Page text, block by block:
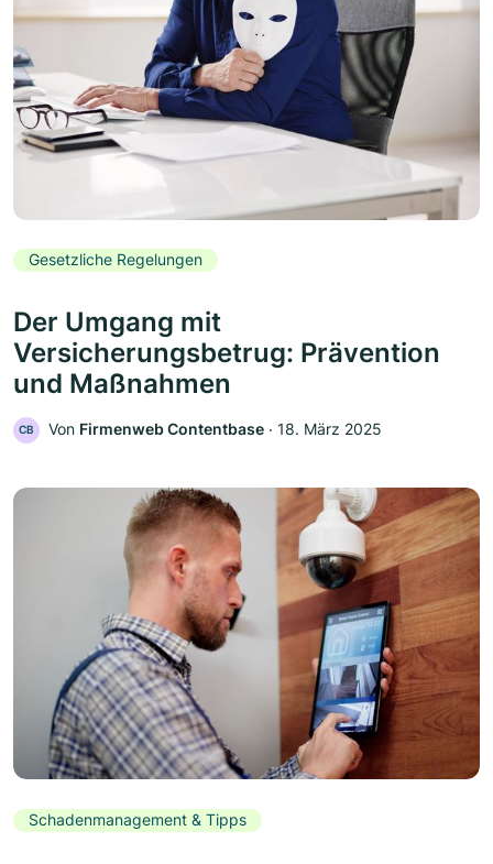
Gesetzliche Regelungen
Der Umgang mit
Versicherungsbetrug: Prävention
und Maßnahmen
CB Von Firmenweb Contentbase ‧ 18. März 2025
Schadenmanagement & Tipps